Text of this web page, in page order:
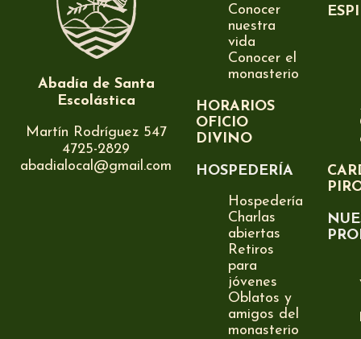
Abadía de Santa
Escolástica
Martín Rodríguez 547
4725-2829
abadialocal@gmail.com
Conocer
nuestra
vida
Conocer el
monasterio
HORARIOS
OFICIO
DIVINO
HOSPEDERÍA
Hospedería
Charlas
abiertas
Retiros
para
jóvenes
Oblatos y
amigos del
monasterio